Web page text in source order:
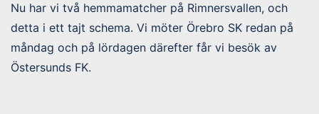
Nu har vi två hemmamatcher på Rimnersvallen, och
detta i ett tajt schema. Vi möter Örebro SK redan på
måndag och på lördagen därefter får vi besök av
Östersunds FK.